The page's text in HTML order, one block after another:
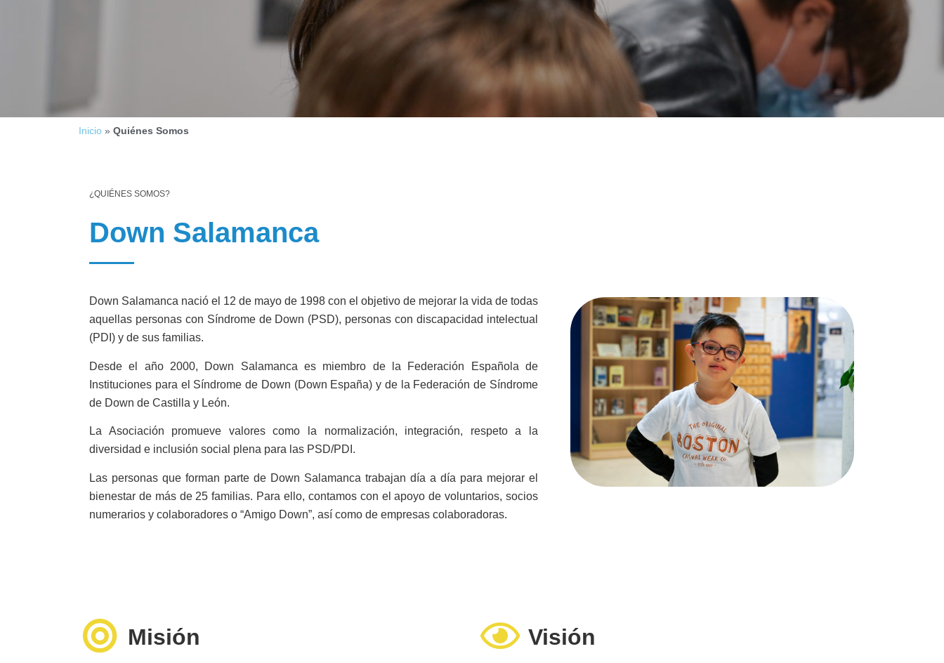
usando
Inicio » Quiénes Somos
¿QUIÉNES SOMOS?
Down Salamanca
Down Salamanca nació el 12 de mayo de 1998 con el objetivo de mejorar la vida de todas
aquellas personas con Síndrome de Down (PSD), personas con discapacidad intelectual
(PDI) y de sus familias.
Desde el año 2000, Down Salamanca es miembro de la Federación Española de
Instituciones para el Síndrome de Down (Down España) y de la Federación de Síndrome
de Down de Castilla y León.
La Asociación promueve valores como la normalización, integración, respeto a la
diversidad e inclusión social plena para las PSD/PDI.
Las personas que forman parte de Down Salamanca trabajan día a día para mejorar el
bienestar de más de 25 familias. Para ello, contamos con el apoyo de voluntarios, socios
numerarios y colaboradores o “Amigo Down”, así como de empresas colaboradoras.
Misión Visión